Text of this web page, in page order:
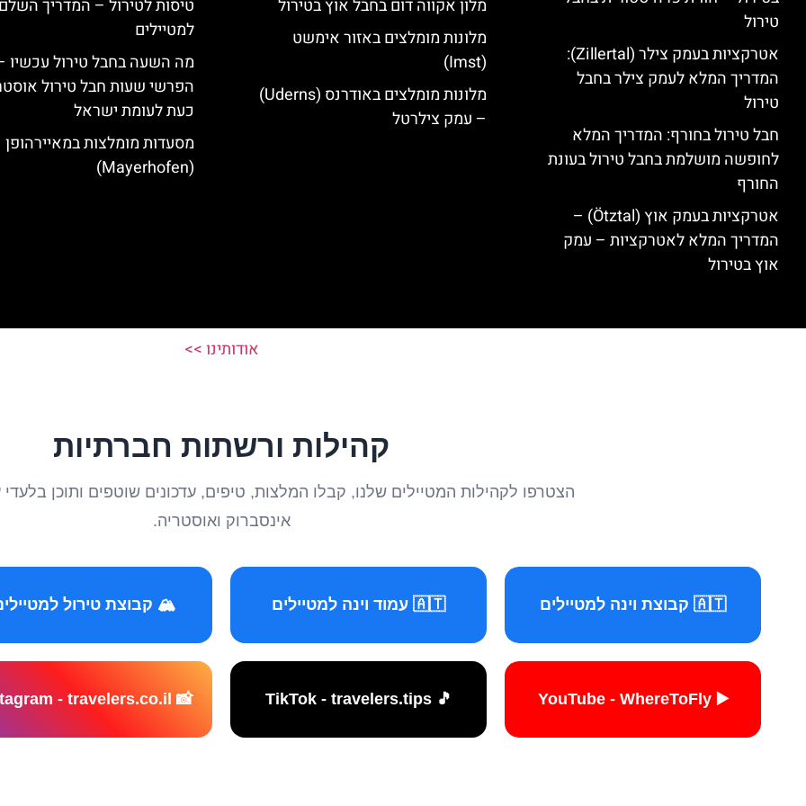
טירול
אטרקציות בעמק צילר (Zillertal):
המדריך המלא לעמק צילר בחבל
טירול
חבל טירול בחורף: המדריך המלא
לחופשה מושלמת בחבל טירול בעונת
החורף
אטרקציות בעמק אוץ (Ötztal) –
המדריך המלא לאטרקציות – עמק
אוץ בטירול
מלון אקווה דום בחבל אוץ בטירול
מלונות מומלצים באזור אימשט
(Imst)
מלונות מומלצים באודרנס (Uderns)
– עמק צילרטל
טיסות לטירול – המדריך
למטיילים
מה השעה בחבל טירול עכשיו
הפרשי שעות חבל טירול
כעת לעומת ישראל
מסעדות מומלצות במאיירהופן
(Mayerhofen)
אודותינו >>
קהילות ורשתות חברתיות
הצטרפו לקהילות המטיילים שלנו, קבלו המלצות, טיפים, עדכונים שוטפים ותוכן בלעדי
אינסברוק ואוסטריה.
🇦🇹 קבוצת וינה למטיילים 🇦🇹 עמוד וינה למטיילים 🏔️ קבוצת טירול
▶️ YouTube - WhereToFly
🎵 TikTok - travelers.tips
📸 Instagram - travelers.co.il